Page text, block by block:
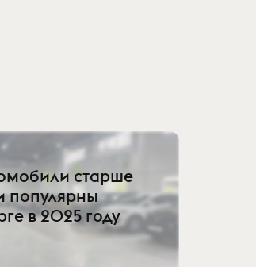
старше
популярны
в 2025 году